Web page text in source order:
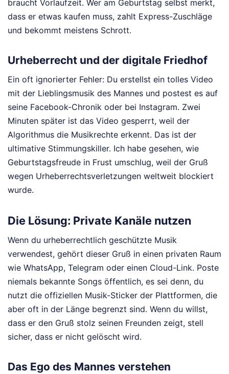
braucht Vorlaufzeit. Wer am Geburtstag selbst merkt,
dass er etwas kaufen muss, zahlt Express-Zuschläge
und bekommt meistens Schrott.
Urheberrecht und der digitale Friedhof
Ein oft ignorierter Fehler: Du erstellst ein tolles Video
mit der Lieblingsmusik des Mannes und postest es auf
seine Facebook-Chronik oder bei Instagram. Zwei
Minuten später ist das Video gesperrt, weil der
Algorithmus die Musikrechte erkennt. Das ist der
ultimative Stimmungskiller. Ich habe gesehen, wie
Geburtstagsfreude in Frust umschlug, weil der Gruß
wegen Urheberrechtsverletzungen weltweit blockiert
wurde.
Die Lösung: Private Kanäle nutzen
Wenn du urheberrechtlich geschützte Musik
verwendest, gehört dieser Gruß in einen privaten Raum
wie WhatsApp, Telegram oder einen Cloud-Link. Poste
niemals bekannte Songs öffentlich, es sei denn, du
nutzt die offiziellen Musik-Sticker der Plattformen, die
aber oft in der Länge begrenzt sind. Wenn du willst,
dass er den Gruß stolz seinen Freunden zeigt, stell
sicher, dass er nicht gelöscht wird.
Das Ego des Mannes verstehen